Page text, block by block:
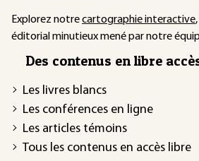
Explorez notrecartographie interactive
éditorial minutieux mené par notre
Des contenus en libre
Les livres blancs
Les conférences en ligne
Les articles témoins
Tous les contenus en accès libre